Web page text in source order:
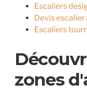
Escaliers
Devis escalier
Escaliers
zones